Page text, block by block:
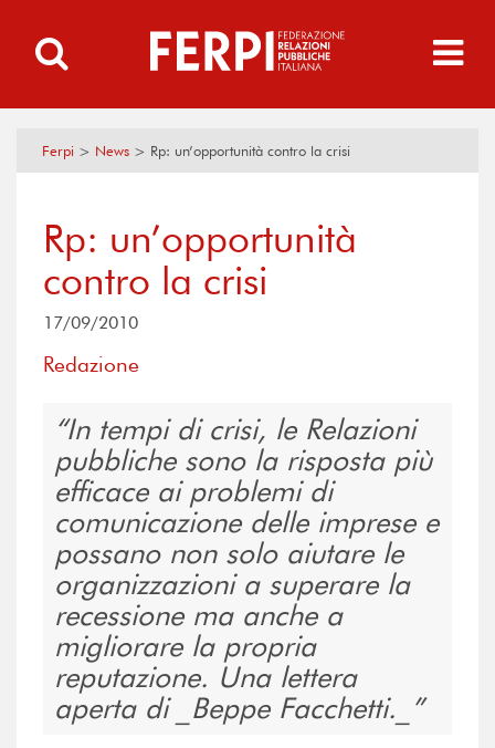
Ferpi > News > Rp: un’opportunità contro la crisi
Rp: un’opportunità
contro la crisi
17/09/2010
Redazione
In tempi di crisi, le Relazioni
pubbliche sono la risposta più
efficace ai problemi di
comunicazione delle imprese e
possano non solo aiutare le
organizzazioni a superare la
recessione ma anche a
migliorare la propria
reputazione. Una lettera
aperta di _Beppe Facchetti._